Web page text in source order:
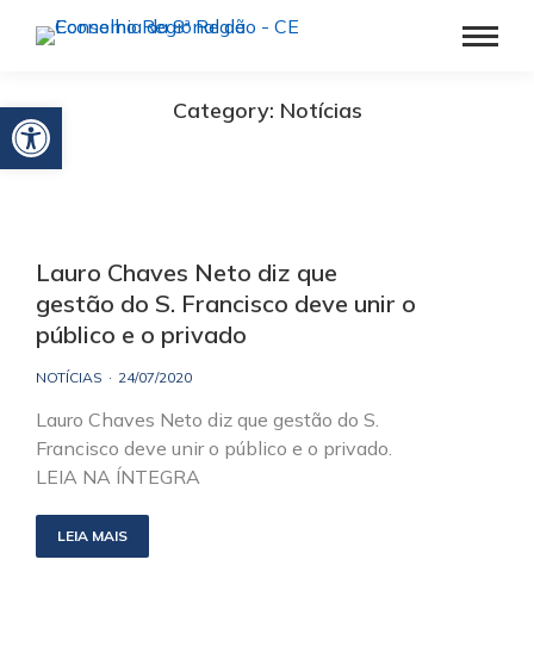
Barra de Ferramentas Aberta Category: Notícias
Lauro Chaves Neto diz que
gestão do S. Francisco deve unir o
público e o privado
NOTÍCIAS 24/07/2020
Lauro Chaves Neto diz que gestão do S.
Francisco deve unir o público e o privado.
LEIA NA ÍNTEGRA
LEIA MAIS